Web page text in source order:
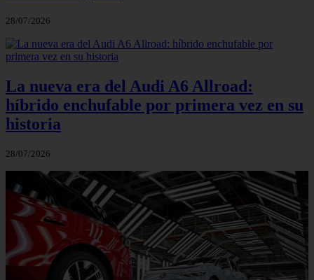
28/07/2026
La nueva era del Audi A6 Allroad:
híbrido enchufable por primera vez en su
historia
28/07/2026